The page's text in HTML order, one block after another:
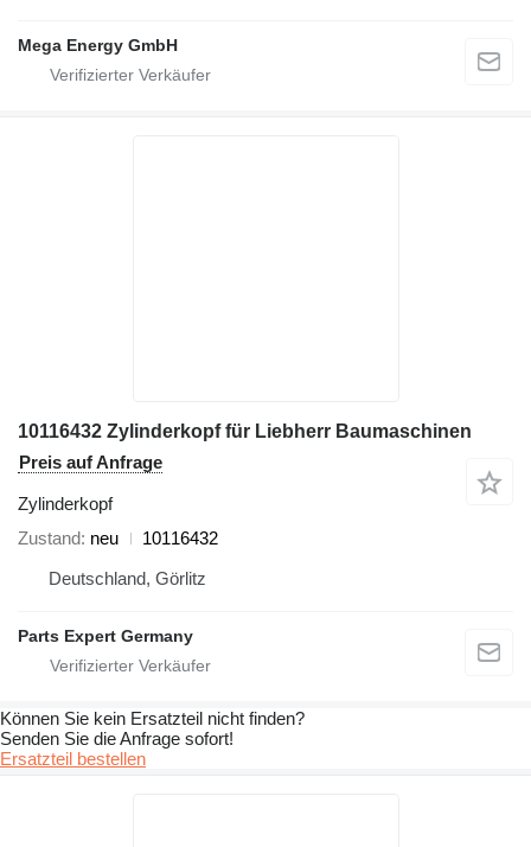
Mega Energy GmbH
10116432 Zylinderkopf für Liebherr Baumaschinen
Preis auf Anfrage
Zylinderkopf
Zustand neu
10116432
Deutschland, Görlitz
Parts Expert Germany
Können Sie kein Ersatzteil nicht finden?
Senden Sie die Anfrage sofort!
Ersatzteil bestellen